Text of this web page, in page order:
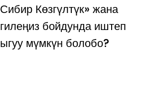
Көзгүлтүк» жана
бойдунда иштеп
мүмкүн болобо?